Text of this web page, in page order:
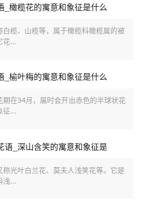
_橄榄花的寓意和象征是什么
白榄、山榄等，属于橄榄科橄榄属的被
花...
_榆叶梅的寓意和象征是什么
期在34月，届时会开出赤色的半球状花
征...
语_深山含笑的寓意和象征是
称光叶白兰花、莫夫人浅笑花等。它是
浅...